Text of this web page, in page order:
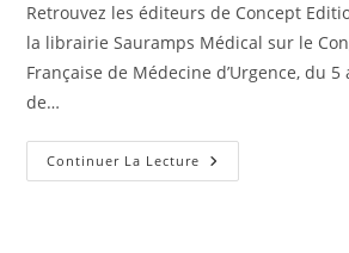
Retrouvez les éditeurs de Concept
la librairie Sauramps Médical sur le
Française de Médecine d’Urgence, du
de…
Continuer La Lecture Congrès
SFMU